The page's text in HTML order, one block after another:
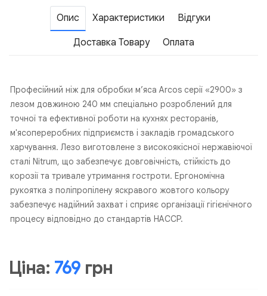
Опис Характеристики Відгуки
Доставка Товару Оплата
Професійний ніж для обробки м’яса Arcos серії «2900» з
лезом довжиною 240 мм спеціально розроблений для
точної та ефективної роботи на кухнях ресторанів,
м'ясопереробних підприємств і закладів громадського
харчування. Лезо виготовлене з високоякісної нержавіючої
сталі Nitrum, що забезпечує довговічність, стійкість до
корозії та тривале утримання гостроти. Ергономічна
рукоятка з поліпропілену яскравого жовтого кольору
забезпечує надійний захват і сприяє організації гігієнічного
процесу відповідно до стандартів HACCP.
Ціна: 769 грн